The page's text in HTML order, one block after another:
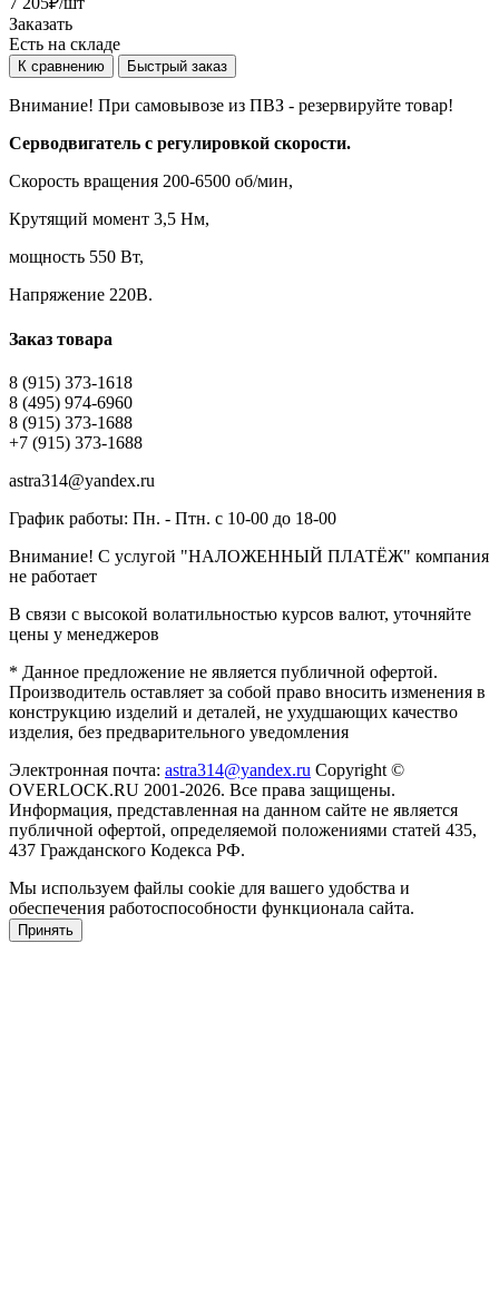
Заказать
Есть на складе
К сравнению Быстрый заказ
Внимание! При самовывозе из ПВЗ - резервируйте товар!
Серводвигатель с регулировкой скорости.
Скорость вращения 200-6500 об/мин,
Крутящий момент 3,5 Нм,
мощность 550 Вт,
Напряжение 220B.
Заказ товара
8 (915) 373-1618
8 (495) 974-6960
8 (915) 373-1688
+7 (915) 373-1688
astra314@yandex.ru
График работы: Пн. - Птн. с 10-00 до 18-00
Внимание! С услугой "НАЛОЖЕННЫЙ ПЛАТЁЖ" компания
не работает
В связи с высокой волатильностью курсов валют, уточняйте
цены у менеджеров
* Данное предложение не является публичной офертой.
Производитель оставляет за собой право вносить изменения в
конструкцию изделий и деталей, не ухудшающих качество
изделия, без предварительного уведомления
Электронная почта: astra314@yandex.ru Copyright ©
OVERLOCK.RU 2001-2026. Все права защищены.
Информация, представленная на данном сайте не является
публичной офертой, определяемой положениями статей 435,
437 Гражданского Кодекса РФ.
Мы используем файлы cookie для вашего удобства и
обеспечения работоспособности функционала сайта.
Принять